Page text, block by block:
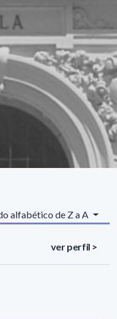
alfabético de Z a A
ver perfil >